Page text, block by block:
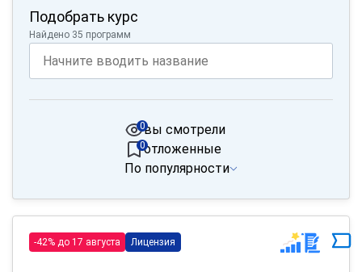
Подобрать курс
Найдено 35 программ
вы смотрели
0
отложенные
0
По популярности
-42% до 17 августа Лицензия